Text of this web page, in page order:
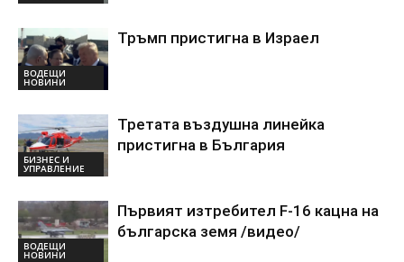
ВОДЕЩИ
НОВИНИ
Тръмп пристигна в Израел
БИЗНЕС И
УПРАВЛЕНИЕ
Третата въздушна линейка
пристигна в България
ВОДЕЩИ
НОВИНИ
Първият изтребител F-16 кацна на
българска земя /видео/